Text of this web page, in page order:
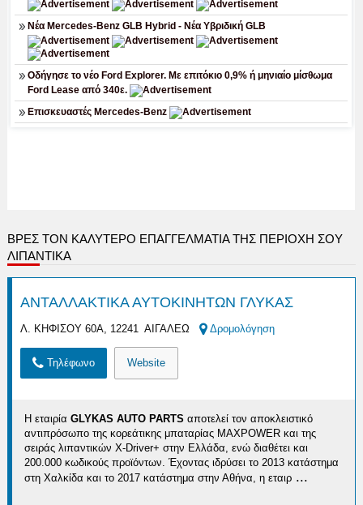
ΒΡΕΣ ΤΟΝ ΚΑΛΎΤΕΡΟ ΕΠΑΓΓΕΛΜΑΤΊΑ ΤΗΣ ΠΕΡΙΟΧΉ ΣΟΥ
ΛΙΠΑΝΤΙΚΑ
ΑΝΤΑΛΛΑΚΤΙΚΑ ΑΥΤΟΚΙΝΗΤΩΝ ΓΛΥΚΑΣ
Λ. ΚΗΦΙΣΟΥ 60Α, 12241 ΑΙΓΑΛΕΩ Δρομολόγηση
Τηλέφωνο Website
Η εταιρίαGLYKAS AUTO PARTSαποτελεί τον αποκλειστικό
αντιπρόσωπο της κορεάτικης μπαταρίας MAXPOWER και της
σειράς λιπαντικών X-Driver+ στην Ελλάδα, ενώ διαθέτει και
200.000 κωδικούς προϊόντων. Έχοντας ιδρύσει το 2013 κατάστημα
στη Χαλκίδα και το 2017 κατάστημα στην Αθήνα, η εταιρ ...